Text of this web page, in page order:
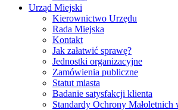
Urząd Miejski
Kierownictwo Urzędu
Rada Miejska
Kontakt
Jak załatwić sprawę?
Jednostki organizacyjne
Zamówienia publiczne
Statut miasta
Badanie satysfakcji klienta
Standardy Ochrony